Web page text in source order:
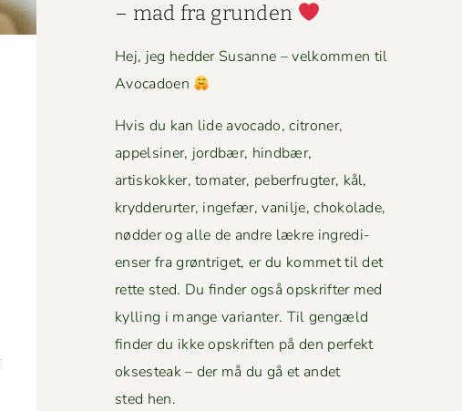
– mad fra grun­den
Hej, jeg hed­der Susanne – velkom­men til
Avocadoen
Hvis du kan lide avo­ca­do, cit­roner,
appelsin­er, jord­bær, hind­bær,
artiskokker, tomater, peber­frugter, kål,
kry­d­derurter, inge­fær, vanil­je, choko­lade,
nød­der og alle de andre lækre ingre­di­
enser fra grøn­triget, er du kom­met til det
rette sted. Du find­er også opskrifter med
kylling i mange vari­anter. Til gengæld
find­er du ikke opskriften på den per­fekt
okses­teak – der må du gå et andet
sted hen.